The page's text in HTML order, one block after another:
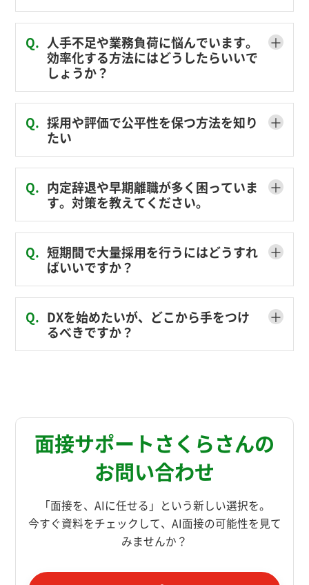
Q. 人手不足や業務負荷に悩んでいます。
効率化する方法にはどうしたらいいで
しょうか？
＋
Q. 採用や評価で公平性を保つ方法を知り
たい
＋
Q. 内定辞退や早期離職が多く困っていま
す。対策を教えてください。
＋
Q. 短期間で大量採用を行うにはどうすれ
ばいいですか？
＋
Q. DXを始めたいが、どこから手をつけ
るべきですか？
＋
面接サポートさくらさんの
お問い合わせ
「面接を、AIに任せる」という新しい選択を。
今すぐ資料をチェックして、AI面接の可能性を見て
みませんか？